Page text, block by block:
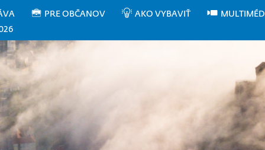
PRE OBČANOV AKO VYBAVIŤ